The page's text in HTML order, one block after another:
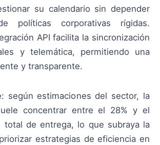
su calendario sin depender
políticas corporativas rígidas.
API facilita la sincronización
y telemática, permitiendo una
y transparente.
según estimaciones del sector, la
concentrar entre el 28% y el
total de entrega, lo que subraya la
estrategias de eficiencia en